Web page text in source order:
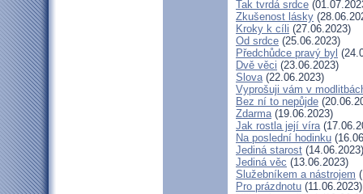
Tak tvrdá srdce
Zkušenost lásky
Kroky k cíli (27.06.2023)
Od srdce (25.06.2023)
Předchůdce pravý byl
Dvě věci (23.06.2023)
Slova(22.06.2023)
Vyprošuji vám v
Bez ní to nepůjde
Zdarma(19.06.2023)
Jak rostla její víra
Na poslední hodinku
Jediná starost (14.06.2023)
Jediná věc (13.06.2023)
Služebníkem a nástrojem
Pro prázdnotu (11.06.2023)